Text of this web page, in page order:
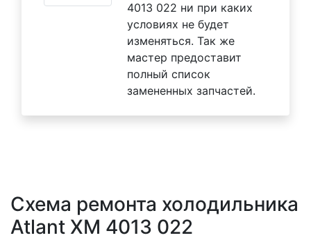
4013 022 ни при каких
условиях не будет
изменяться. Так же
мастер предоставит
полный список
замененных запчастей.
Схема ремонта холодильника
Atlant XM 4013 022